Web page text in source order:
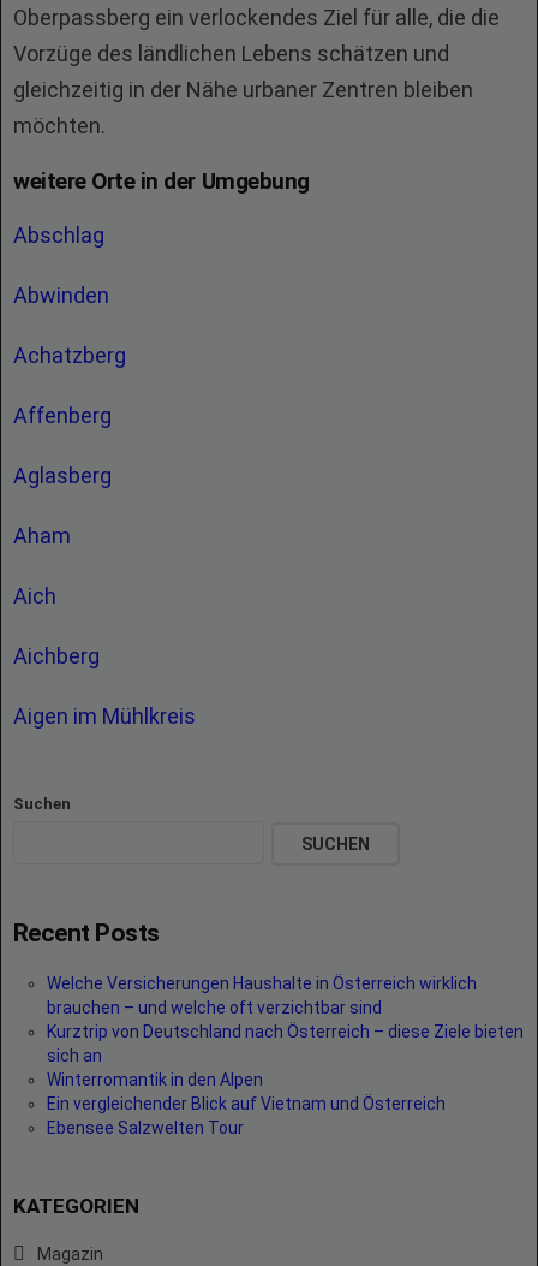
Oberpassberg ein verlockendes Ziel für alle, die die
Vorzüge des ländlichen Lebens schätzen und
gleichzeitig in der Nähe urbaner Zentren bleiben
möchten.
weitere Orte in der Umgebung
Abschlag
Abwinden
Achatzberg
Affenberg
Aglasberg
Aham
Aich
Aichberg
Aigen im Mühlkreis
Suchen
SUCHEN
Recent Posts
Welche Versicherungen Haushalte in Österreich wirklich
brauchen – und welche oft verzichtbar sind
Kurztrip von Deutschland nach Österreich – diese Ziele bieten
sich an
Winterromantik in den Alpen
Ein vergleichender Blick auf Vietnam und Österreich
Ebensee Salzwelten Tour
KATEGORIEN
Magazin